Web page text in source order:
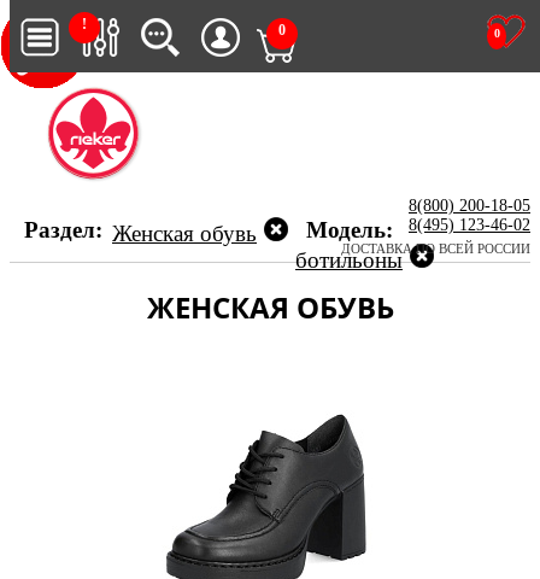
!
0
0
8(800) 200-18-05
8(495) 123-46-02
ДОСТАВКА ПО ВСЕЙ РОССИИ
Раздел: Женская обувь
Модель:
ботильоны
ЖЕНСКАЯ ОБУВЬ